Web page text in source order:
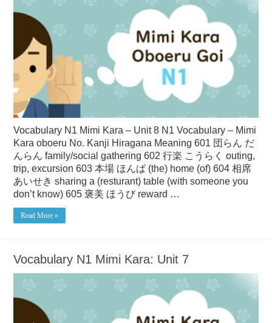
Vocabulary N1 Mimi Kara – Unit 8 N1 Vocabulary – Mimi
Kara oboeru No. Kanji Hiragana Meaning 601 団らん だ
んらん family/social gathering 602 行楽 こうらく outing,
trip, excursion 603 本場 ほんば (the) home (of) 604 相席
あいせき sharing a (resturant) table (with someone you
don’t know) 605 褒美 ほうび reward …
Read More »
Vocabulary N1 Mimi Kara: Unit 7